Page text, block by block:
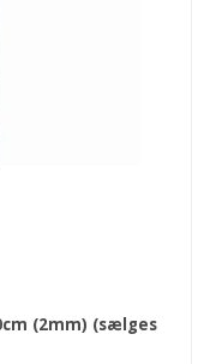
(2mm) (sælges